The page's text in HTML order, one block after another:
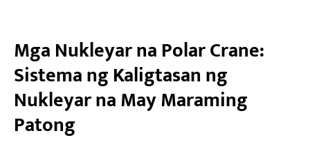
Mga Nukleyar na Polar Crane:
Sistema ng Kaligtasan ng
Nukleyar na May Maraming
Patong